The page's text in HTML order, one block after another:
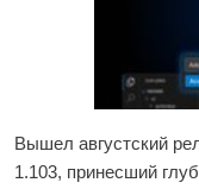
Вышел августский
1.103, принесший